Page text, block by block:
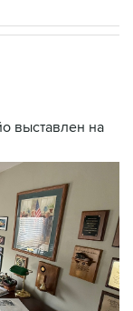
выставлен на